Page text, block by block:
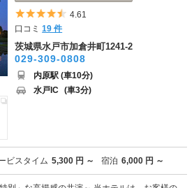
5つ星のうち4.5
4.61
口コミ19 件
茨城県水戸市加倉井町1241-2
029-309-0808
内原駅 (車10分)
水戸IC (車3分)
ビスタイム 5,300 円 ～ 宿泊 6,000 円 ～